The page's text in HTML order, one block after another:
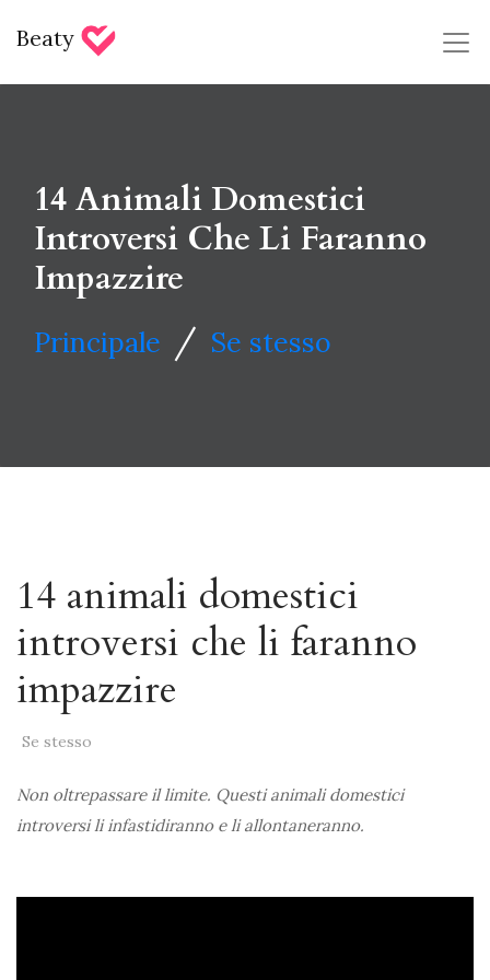
Beaty
14 Animali Domestici
Introversi Che Li Faranno
Impazzire
Principale / Se stesso
14 animali domestici
introversi che li faranno
impazzire
Se stesso
Non oltrepassare il limite. Questi animali domestici
introversi li infastidiranno e li allontaneranno.